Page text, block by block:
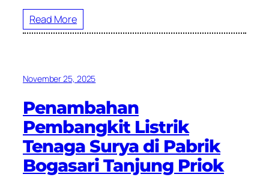
Read More
November 25, 2025
Penambahan
Pembangkit Listrik
Tenaga Surya di Pabrik
Bogasari Tanjung Priok